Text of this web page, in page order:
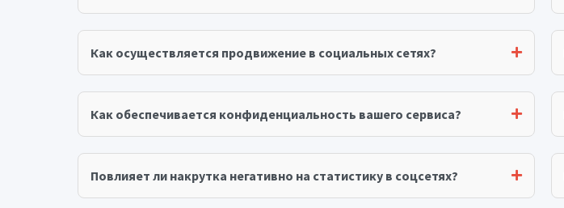
Как осуществляется продвижение в социальных сетях?
Как обеспечивается конфиденциальность вашего сервиса?
Повлияет ли накрутка негативно на статистику в соцсетях?